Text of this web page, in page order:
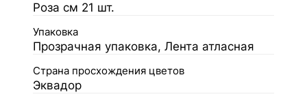
Роза см 21 шт.
Упаковка
Прозрачная упаковка, Лента атласная
Страна просхождения цветов
Эквадор